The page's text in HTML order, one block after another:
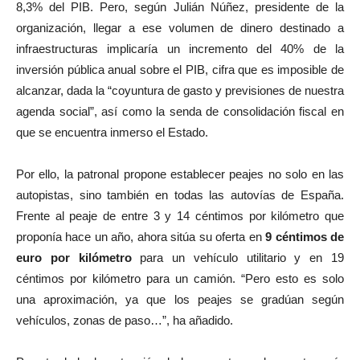
8,3% del PIB. Pero, según Julián Núñez, presidente de la
organización, llegar a ese volumen de dinero destinado a
infraestructuras implicaría un incremento del 40% de la
inversión pública anual sobre el PIB, cifra que es imposible de
alcanzar, dada la “coyuntura de gasto y previsiones de nuestra
agenda social”, así como la senda de consolidación fiscal en
que se encuentra inmerso el Estado.
Por ello, la patronal propone establecer peajes no solo en las
autopistas, sino también en todas las autovías de España.
Frente al peaje de entre 3 y 14 céntimos por kilómetro que
proponía hace un año, ahora sitúa su oferta en9 céntimos de
euro por kilómetropara un vehículo utilitario y en 19
céntimos por kilómetro para un camión. “Pero esto es solo
una aproximación, ya que los peajes se gradúan según
vehículos, zonas de paso…”, ha añadido.